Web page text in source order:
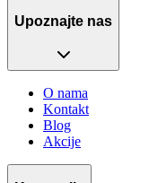
Upoznajte nas
O nama
Kontakt
Blog
Akcije